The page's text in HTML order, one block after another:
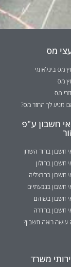
מס
מס בינלאומי
מס
מס
מגיע לך החזר מס?
חשבון ע"פ
חשבון בהוד השרון
חשבון בחולון
חשבון בהרצליה
חשבון בגבעתיים
חשבון בשוהם
חשבון בחדרה
עושה רואה חשבון?
משרד